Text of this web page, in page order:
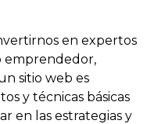
en expertos
emprendedor,
sitio web es
y técnicas básicas
en las estrategias y